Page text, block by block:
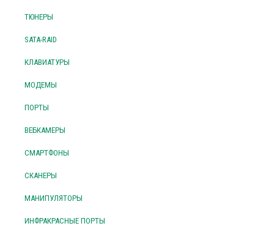
ТЮНЕРЫ
SATA-RAID
КЛАВИАТУРЫ
МОДЕМЫ
ПОРТЫ
ВЕБКАМЕРЫ
СМАРТФОНЫ
СКАНЕРЫ
МАНИПУЛЯТОРЫ
ИНФРАКРАСНЫЕ ПОРТЫ